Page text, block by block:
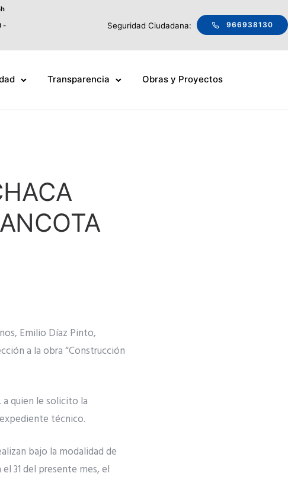
-
Seguridad Ciudadana: 966938130
Transparencia Obras y Proyectos
Emilio Díaz Pinto,
a la obra “Construcción
quien le solicito la
técnico.
bajo la modalidad de
31 del presente mes, el